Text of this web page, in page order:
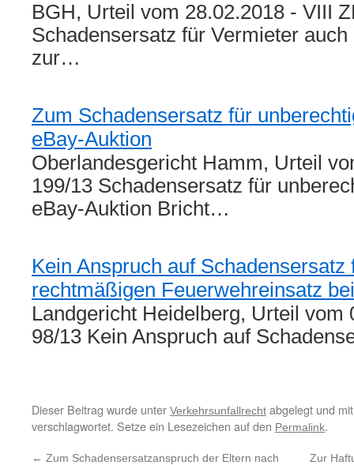
BGH, Urteil vom 28.02.2018 - VIII
Schadensersatz für Vermieter
zur…
Zum Schadensersatz für
eBay-Auktion
Oberlandesgericht Hamm, Urteil
199/13 Schadensersatz für
eBay-Auktion Bricht…
Kein Anspruch auf Schadensersatz
rechtmäßigen Feuerwehreinsatz
Landgericht Heidelberg, Urteil vom
98/13 Kein Anspruch auf
Dieser Beitrag wurde unter Verkehrsunfallrecht abgelegt und
verschlagwortet. Setze ein Lesezeichen auf den Permalink.
← Zum Schadensersatzanspruch der Eltern nach
Zur